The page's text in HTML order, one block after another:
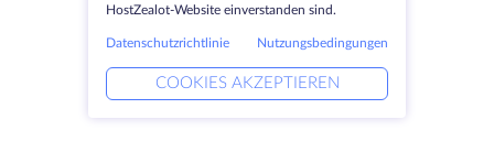
HostZealot-Website einverstanden sind.
Datenschutzrichtlinie Nutzungsbedingungen
COOKIES AKZEPTIEREN